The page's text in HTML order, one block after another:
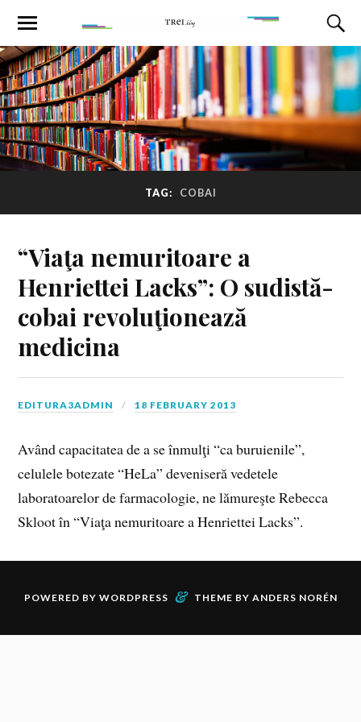
TAG: COBAI
“Viaţa nemuritoare a
Henriettei Lacks”: O sudistă-
cobai revoluţionează
medicina
EDITURA3ADMIN 18 FEBRUARY 2013
Având capacitatea de a se înmulţi “ca buruienile”,
celulele botezate “HeLa” deveniseră vedetele
laboratoarelor de farmacologie, ne lămureşte Rebecca
Skloot în “Viaţa nemuritoare a Henriettei Lacks”.
POWERED BY WORDPRESS & THEME BY ANDERS NORÉN